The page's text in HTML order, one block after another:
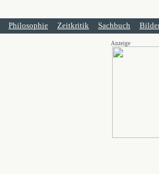
Philosophie Zeitkritik Sachbuch
Anzeige